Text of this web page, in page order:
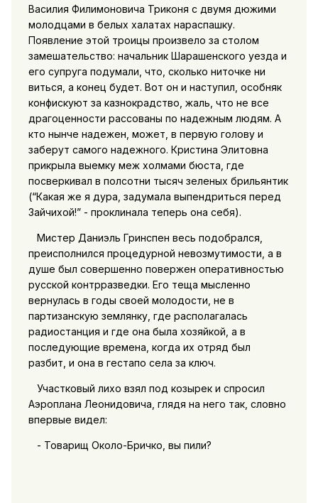
Василия Филимоновича Триконя с двумя дюжими
молодцами в белых халатах нараспашку.
Появление этой троицы произвело за столом
замешательство: начальник Шарашенского уезда и
его супруга подумали, что, сколько ниточке ни
виться, а конец будет. Вот он и наступил, особняк
конфискуют за казнокрадство, жаль, что не все
драгоценности рассованы по надежным людям. А
кто нынче надежен, может, в первую голову и
заберут самого надежного. Кристина Элитовна
прикрыла выемку меж холмами бюста, где
посверкивал в полсотни тысяч зеленых брильянтик
(“Какая же я дура, задумала выпендриться перед
Зайчихой!” - проклинала теперь она себя).
Мистер Даниэль Гринспен весь подобрался,
преисполнился процедурной невозмутимости, а в
душе был совершенно повержен оперативностью
русской контрразведки. Его теща мысленно
вернулась в годы своей молодости, не в
партизанскую землянку, где располагалась
радиостанция и где она была хозяйкой, а в
последующие времена, когда их отряд был
разбит, и она в гестапо села за ключ.
Участковый лихо взял под козырек и спросил
Аэроплана Леонидовича, глядя на него так, словно
впервые видел:
- Товарищ Около-Бричко, вы пили?